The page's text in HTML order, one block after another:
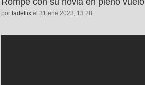
por ladeflix el 31 ene 2023, 13:28